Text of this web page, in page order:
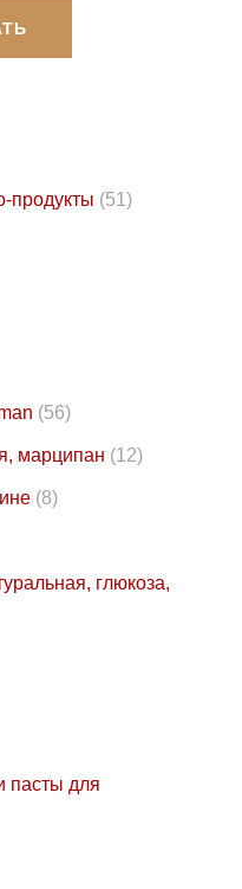
продукты (51)
(56)
марципан (12)
(8)
глюкоза,
пасты для